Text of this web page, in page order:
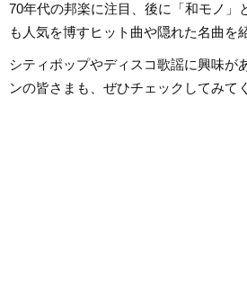
70年代の邦楽に注目、後に「和モノ」
も人気を博すヒット曲や隠れた名曲を
シティポップやディスコ歌謡に興味が
ンの皆さまも、ぜひチェックしてみて